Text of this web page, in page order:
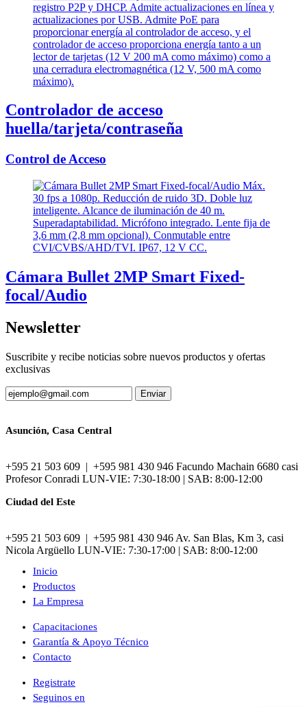
Controlador de acceso
huella/tarjeta/contraseña
Control de Acceso
Cámara Bullet 2MP Smart Fixed-
focal/Audio
Newsletter
Suscribite y recibe noticias sobre nuevos productos y ofertas
exclusivas
Asunción, Casa Central
+595 21 503 609 | +595 981 430 946 Facundo Machain 6680 casi
Profesor Conradi LUN-VIE: 7:30-18:00 | SAB: 8:00-12:00
Ciudad del Este
+595 21 503 609 | +595 981 430 946 Av. San Blas, Km 3, casi
Nicola Argüello LUN-VIE: 7:30-17:00 | SAB: 8:00-12:00
Inicio
Productos
La Empresa
Capacitaciones
Garantía & Apoyo Técnico
Contacto
Registrate
Seguinos en